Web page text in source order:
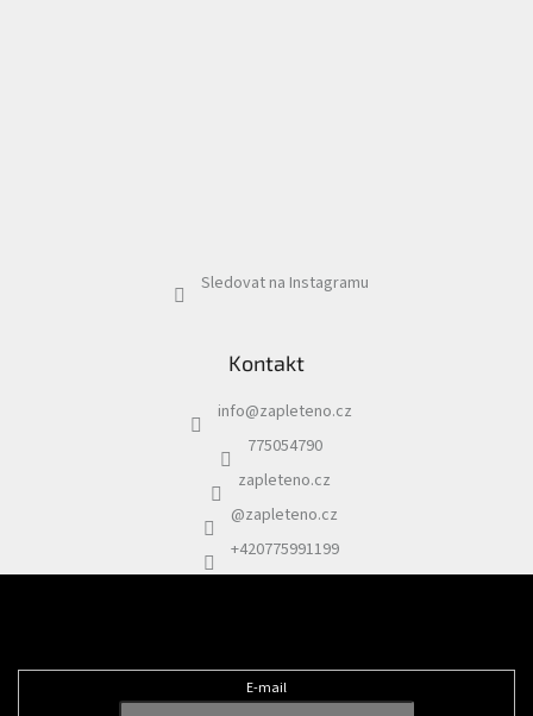
Sledovat na Instagramu
Kontakt
info@zapleteno.cz
775054790
zapleteno.cz
@zapleteno.cz
+420775991199
E-mail